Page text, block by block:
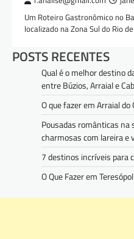
Um Roteiro Gastronômico no
localizado na Zona Sul do Rio
POSTS RECENTES
Qual é o melhor destino
entre Búzios, Arraial e
O que fazer em Arraial do
Pousadas românticas
charmosas com lareira e
7 destinos incríveis para
O Que Fazer em